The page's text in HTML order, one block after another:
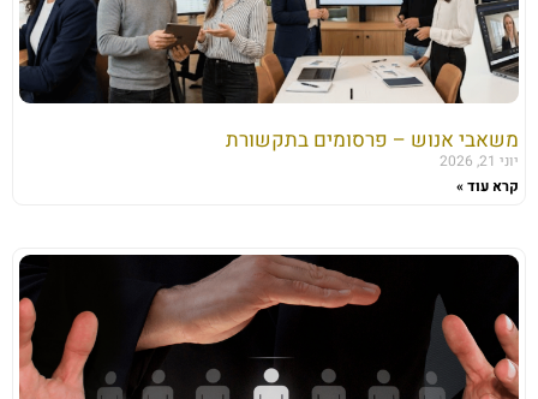
משאבי אנוש – פרסומים בתקשורת
יוני 21, 2026
קרא עוד »